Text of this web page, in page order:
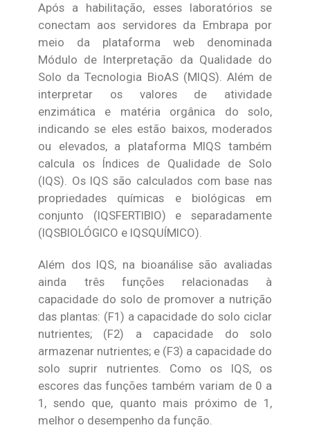
Após a habilitação, esses laboratórios se
conectam aos servidores da Embrapa por
meio da plataforma web denominada
Módulo de Interpretação da Qualidade do
Solo da Tecnologia BioAS (MIQS). Além de
interpretar os valores de atividade
enzimática e matéria orgânica do solo,
indicando se eles estão baixos, moderados
ou elevados, a plataforma MIQS também
calcula os Índices de Qualidade de Solo
(IQS). Os IQS são calculados com base nas
propriedades químicas e biológicas em
conjunto (IQSFERTIBIO) e separadamente
(IQSBIOLÓGICO e IQSQUÍMICO).
Além dos IQS, na bioanálise são avaliadas
ainda três funções relacionadas à
capacidade do solo de promover a nutrição
das plantas: (F1) a capacidade do solo ciclar
nutrientes; (F2) a capacidade do solo
armazenar nutrientes; e (F3) a capacidade do
solo suprir nutrientes. Como os IQS, os
escores das funções também variam de 0 a
1, sendo que, quanto mais próximo de 1,
melhor o desempenho da função.